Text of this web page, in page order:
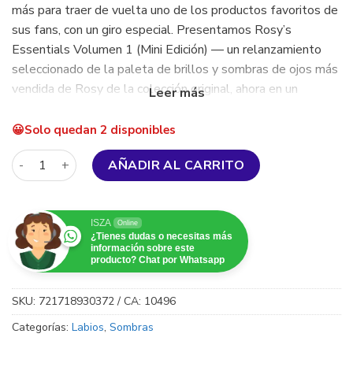
más para traer de vuelta uno de los productos favoritos de
sus fans, con un giro especial. Presentamos Rosy’s
Essentials Volumen 1 (Mini Edición) — un relanzamiento
seleccionado de la paleta de brillos y sombras de ojos más
vendida de Rosy de la colección original, ahora en un
Rosy’s Essentials Vol. 1: Rosy’s Gloss Gloss → tus tonos
esenciales en una paleta compacta.
sombras de 12 colores → brillo y suavidad para labios
irresistibles
Solo quedan 2 disponibles
Beauty Creations - Rosy McMichael Vol. 1 Essential Palette
AÑADIR AL CARRITO
ISZA Online
¿Tienes dudas o necesitas más
información sobre este
producto? Chat por Whatsapp
SKU: 721718930372 / CA: 10496
Categorías: Labios, Sombras